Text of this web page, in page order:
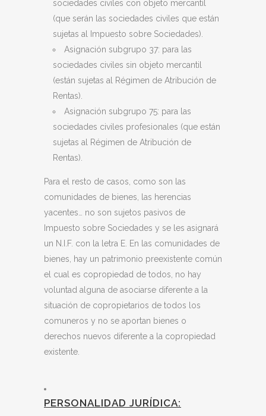
sociedades civiles con objeto mercantil
(que serán las sociedades civiles que están
sujetas al Impuesto sobre Sociedades).
Asignación subgrupo 37: para las
sociedades civiles sin objeto mercantil
(están sujetas al Régimen de Atribución de
Rentas).
Asignación subgrupo 75: para las
sociedades civiles profesionales (que están
sujetas al Régimen de Atribución de
Rentas).
Para el resto de casos, como son las
comunidades de bienes, las herencias
yacentes… no son sujetos pasivos de
Impuesto sobre Sociedades y se les asignará
un N.I.F. con la letra E. En las comunidades de
bienes, hay un patrimonio preexistente común
el cual es copropiedad de todos, no hay
voluntad alguna de asociarse diferente a la
situación de copropietarios de todos los
comuneros y no se aportan bienes o
derechos nuevos diferente a la copropiedad
existente.
PERSONALIDAD JURÍDICA: